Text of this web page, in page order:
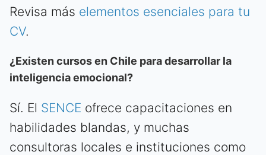
Revisa más elementos esenciales para tu
CV.
¿Existen cursos en Chile para desarrollar la
inteligencia emocional?
Sí. El SENCE ofrece capacitaciones en
habilidades blandas, y muchas
consultoras locales e instituciones como